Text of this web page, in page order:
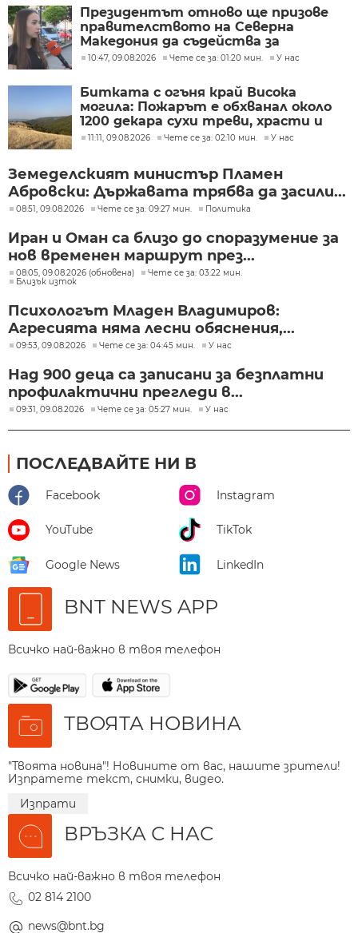
Президентът отново ще призове
правителството на Северна
Македония да съдейства за
лечението на Ива Михайлова
10:47, 09.08.2026 Чете се за: 01:20 мин. У нас
Битката с огъня край Висока
могила: Пожарът е обхванал около
1200 декара сухи треви, храсти и
дъбова гора
11:11, 09.08.2026 Чете се за: 02:10 мин. У нас
Земеделският министър Пламен
Абровски: Държавата трябва да засили...
08:51, 09.08.2026 Чете се за: 09:27 мин. Политика
Иран и Оман са близо до споразумение за
нов временен маршрут през...
08:05, 09.08.2026 (обновена)
Чете се за: 03:22 мин.
Близък изток
Психологът Младен Владимиров:
Агресията няма лесни обяснения,...
09:53, 09.08.2026 Чете се за: 04:45 мин. У нас
Над 900 деца са записани за безплатни
профилактични прегледи в...
09:31, 09.08.2026 Чете се за: 05:27 мин. У нас
ПОСЛЕДВАЙТЕ НИ В
Facebook Instagram
YouTube TikTok
Google News LinkedIn
BNT NEWS APP
Всичко най-важно в твоя телефон
ТВОЯТА НОВИНА
"Твоята новина"! Новините от вас, нашите зрители!
Изпратете текст, снимки, видео.
Изпрати
ВРЪЗКА С НАС
Всичко най-важно в твоя телефон
02 814 2100
news@bnt.bg